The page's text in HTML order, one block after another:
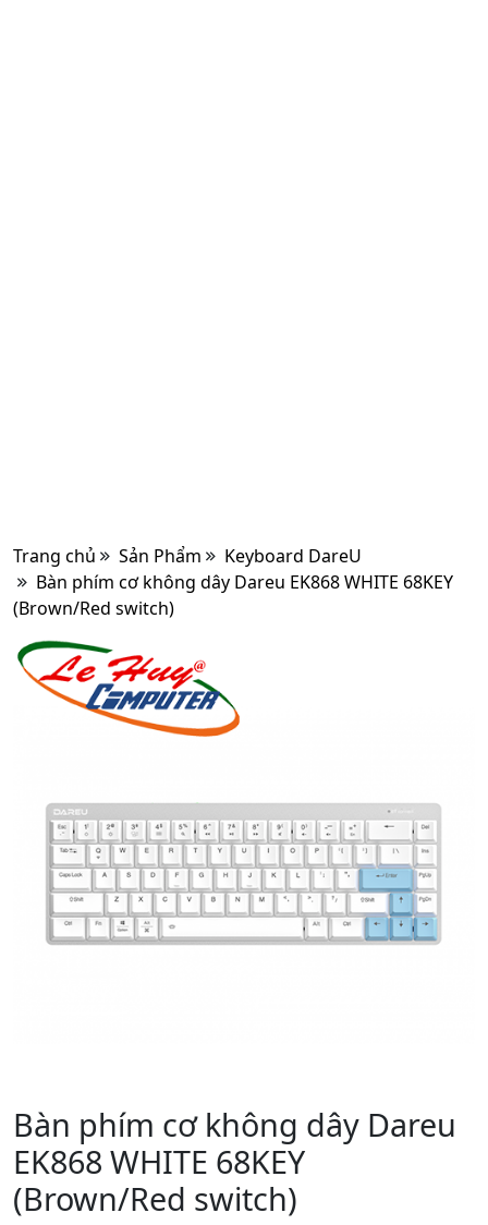
Trang chủ Sản Phẩm
Keyboard DareU
Bàn phím cơ không dây Dareu EK868 WHITE 68KEY
(Brown/Red switch)
Bàn phím cơ không dây Dareu
EK868 WHITE 68KEY
(Brown/Red switch)